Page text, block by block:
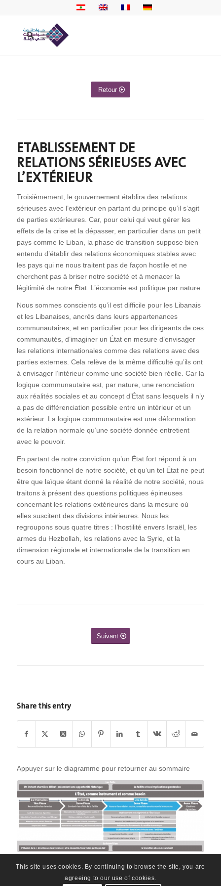
Retour
ETABLISSEMENT DE
RELATIONS SÉRIEUSES AVEC
L’EXTÉRIEUR
Troisièmement, le gouvernement établira des relations
sérieuses avec l’extérieur en partant du principe qu’il s’agit
de parties extérieures. Car, pour celui qui veut gérer les
effets de la crise et la dépasser, en particulier dans un petit
pays comme le Liban, la phase de transition suppose bien
entendu d’établir des relations économiques stables avec
les pays qui ne nous traitent pas de façon hostile et ne
cherchent pas à briser notre société et à menacer la
légitimité de notre État. L’économie est politique par nature.
Nous sommes conscients qu’il est difficile pour les Libanais
et les Libanaises, ancrés dans leurs appartenances
communautaires, et en particulier pour les dirigeants de ces
communautés, d’imaginer un État en mesure d’envisager
les relations internationales comme des relations avec des
parties externes. Cela relève de la même difficulté qu’ils ont
à envisager l’intérieur comme une société bien réelle. Car la
logique communautaire est, par nature, une renonciation
aux réalités sociales et au concept d’État sans lesquels il n’y
a pas de différenciation possible entre un intérieur et un
extérieur. La logique communautaire est une déformation
de la relation normale qu’une société donnée entretient
avec le pouvoir.
En partant de notre conviction qu’un État fort répond à un
besoin fonctionnel de notre société, et qu’un tel État ne peut
être que laïque étant donné la réalité de notre société, nous
traitons à présent des questions politiques épineuses
concernant les relations extérieures dans la mesure où
elles suscitent des divisions intérieures. Nous les
regroupons sous quatre titres : l’hostilité envers Israël, les
armes du Hezbollah, les relations avec la Syrie, et la
dimension régionale et internationale de la transition en
cours au Liban.
Suivant
Share this entry
Appuyer sur le diagramme pour retourner au sommaire
This site uses cookies. By continuing to browse the site, you are
agreeing to our use of cookies.